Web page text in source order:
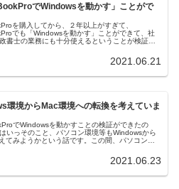
でWindowsを動かす」ことがで
を購入してから、２年以上がすぎて、
でも「Windowsを動かす」ことができて、社
書士の業務にも十分使えるということが検証で
2021.06.21
環境からMac環境への転換を考えていま
でWindowsを動かすことの検証ができたの
いっそのこと、パソコン環境等もWindowsから
てみようかという話です。この間、パソコン環
2021.06.23